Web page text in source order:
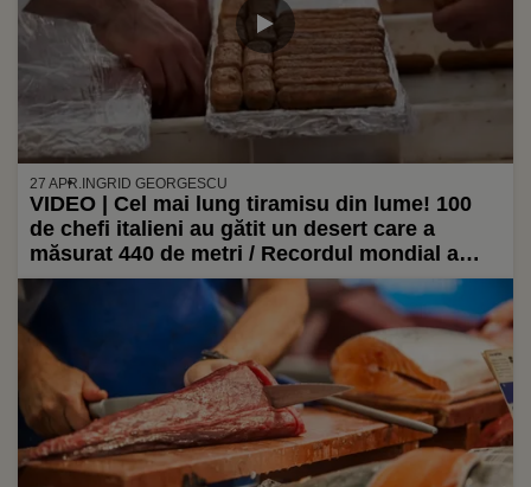
27 APR.INGRID GEORGESCU
VIDEO | Cel mai lung tiramisu din lume! 100
de chefi italieni au gătit un desert care a
măsurat 440 de metri / Recordul mondial a
fost doborât la Londra